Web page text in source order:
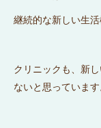
継続的な新しい生
クリニックも、新
ないと思っています